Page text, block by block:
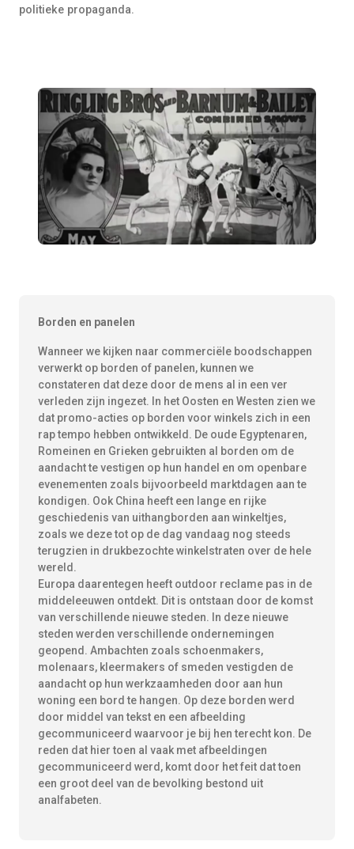
politieke propaganda.
Borden en panelen
Wanneer we kijken naar commerciële boodschappen
verwerkt op borden of panelen, kunnen we
constateren dat deze door de mens al in een ver
verleden zijn ingezet. In het Oosten en Westen zien we
dat promo-acties op borden voor winkels zich in een
rap tempo hebben ontwikkeld. De oude Egyptenaren,
Romeinen en Grieken gebruikten al borden om de
aandacht te vestigen op hun handel en om openbare
evenementen zoals bijvoorbeeld marktdagen aan te
kondigen. Ook China heeft een lange en rijke
geschiedenis van uithangborden aan winkeltjes,
zoals we deze tot op de dag vandaag nog steeds
terugzien in drukbezochte winkelstraten over de hele
wereld.
Europa daarentegen heeft outdoor reclame pas in de
middeleeuwen ontdekt. Dit is ontstaan door de komst
van verschillende nieuwe steden. In deze nieuwe
steden werden verschillende ondernemingen
geopend. Ambachten zoals schoenmakers,
molenaars, kleermakers of smeden vestigden de
aandacht op hun werkzaamheden door aan hun
woning een bord te hangen. Op deze borden werd
door middel van tekst en een afbeelding
gecommuniceerd waarvoor je bij hen terecht kon. De
reden dat hier toen al vaak met afbeeldingen
gecommuniceerd werd, komt door het feit dat toen
een groot deel van de bevolking bestond uit
analfabeten.